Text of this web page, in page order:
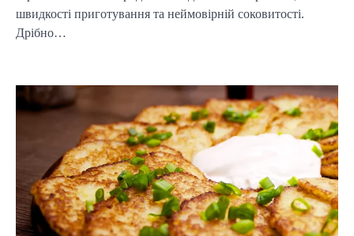
швидкості приготування та неймовірній соковитості.
Дрібно…